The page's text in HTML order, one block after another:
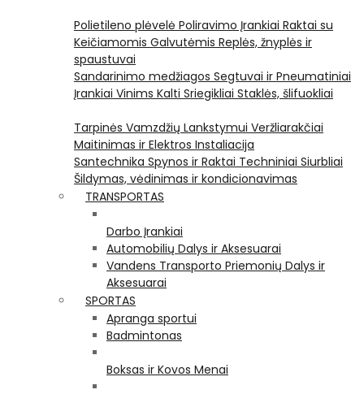
Polietileno plėvelė Poliravimo Įrankiai Raktai su
Keičiamomis Galvutėmis Replės, žnyplės ir
spaustuvai
Sandarinimo medžiagos Segtuvai ir Pneumatiniai
Įrankiai Vinims Kalti Sriegikliai Staklės, šlifuokliai
Tarpinės Vamzdžių Lankstymui Veržliarakčiai
Maitinimas ir Elektros Instaliacija
Santechnika Spynos ir Raktai Techniniai Siurbliai
Šildymas, vėdinimas ir kondicionavimas
TRANSPORTAS
Darbo Įrankiai
Automobilių Dalys ir Aksesuarai
Vandens Transporto Priemonių Dalys ir
Aksesuarai
SPORTAS
Apranga sportui
Badmintonas
Boksas ir Kovos Menai